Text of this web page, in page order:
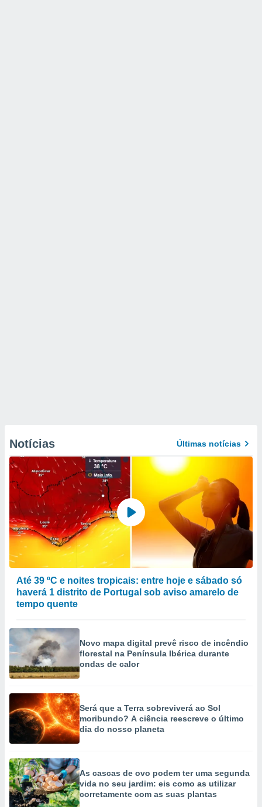
Notícias Últimas notícias
Até 39 ºC e noites tropicais: entre hoje e sábado só
haverá 1 distrito de Portugal sob aviso amarelo de
tempo quente
Novo mapa digital prevê risco de incêndio
florestal na Península Ibérica durante
ondas de calor
Será que a Terra sobreviverá ao Sol
moribundo? A ciência reescreve o último
dia do nosso planeta
As cascas de ovo podem ter uma segunda
vida no seu jardim: eis como as utilizar
corretamente com as suas plantas